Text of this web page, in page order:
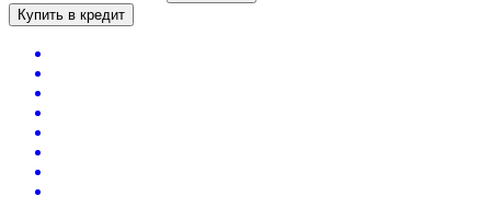
Купить в кредит